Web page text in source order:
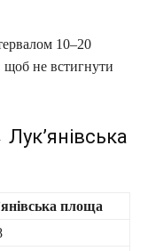
10–20
щоб не встигнути
площа